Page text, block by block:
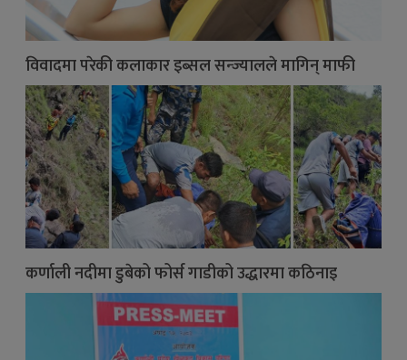
विवादमा परेकी कलाकार इब्सल सन्ज्यालले मागिन् माफी
कर्णाली नदीमा डुबेको फोर्स गाडीको उद्धारमा कठिनाइ